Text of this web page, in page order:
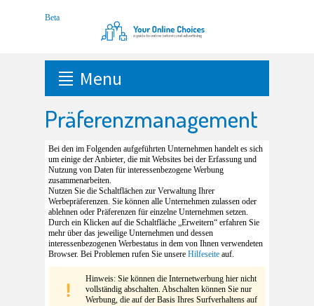
Menu
Präferenzmanagement
Bei den im Folgenden aufgeführten Unternehmen handelt es sich
um einige der Anbieter, die mit Websites bei der Erfassung und
Nutzung von Daten für interessenbezogene Werbung
zusammenarbeiten.
Nutzen Sie die Schaltflächen zur Verwaltung Ihrer
Werbepräferenzen. Sie können alle Unternehmen zulassen oder
ablehnen oder Präferenzen für einzelne Unternehmen setzen.
Durch ein Klicken auf die Schaltfläche „Erweitern“ erfahren Sie
mehr über das jeweilige Unternehmen und dessen
interessenbezogenen Werbestatus in dem von Ihnen verwendeten
Browser. Bei Problemen rufen Sie unsere Hilfeseite auf.
Hinweis: Sie können die Internetwerbung hier nicht
vollständig abschalten. Abschalten können Sie nur
Werbung, die auf der Basis Ihres Surfverhaltens auf